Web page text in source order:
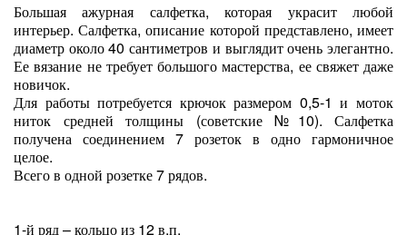
Большая ажурная салфетка, которая украсит любой
интерьер. Салфетка, описание которой представлено, имеет
диаметр около 40 сантиметров и выглядит очень элегантно.
Ее вязание не требует большого мастерства, ее свяжет даже
новичок.
Для работы потребуется крючок размером 0,5-1 и моток
ниток средней толщины (советские №10). Салфетка
получена соединением 7 розеток в одно гармоничное
целое.
Всего в одной розетке 7 рядов.
1-й ряд – кольцо из 12 в.п.